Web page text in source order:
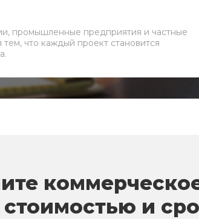
промышленные предприятия и частные
что каждый проект становится
стоимостью и